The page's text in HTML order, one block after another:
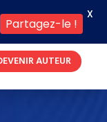
AUTEUR
Partagez-le !
X